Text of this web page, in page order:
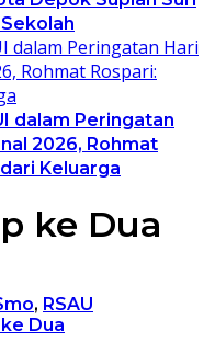
dalam Peringatan
2026, Rohmat
Keluarga
ke Dua
, RSAU
Dua